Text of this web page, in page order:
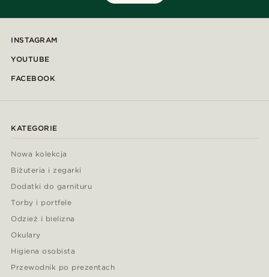
INSTAGRAM
YOUTUBE
FACEBOOK
KATEGORIE
Nowa kolekcja
Biżuteria i zegarki
Dodatki do garnituru
Torby i portfele
Odzież i bielizna
Okulary
Higiena osobista
Przewodnik po prezentach